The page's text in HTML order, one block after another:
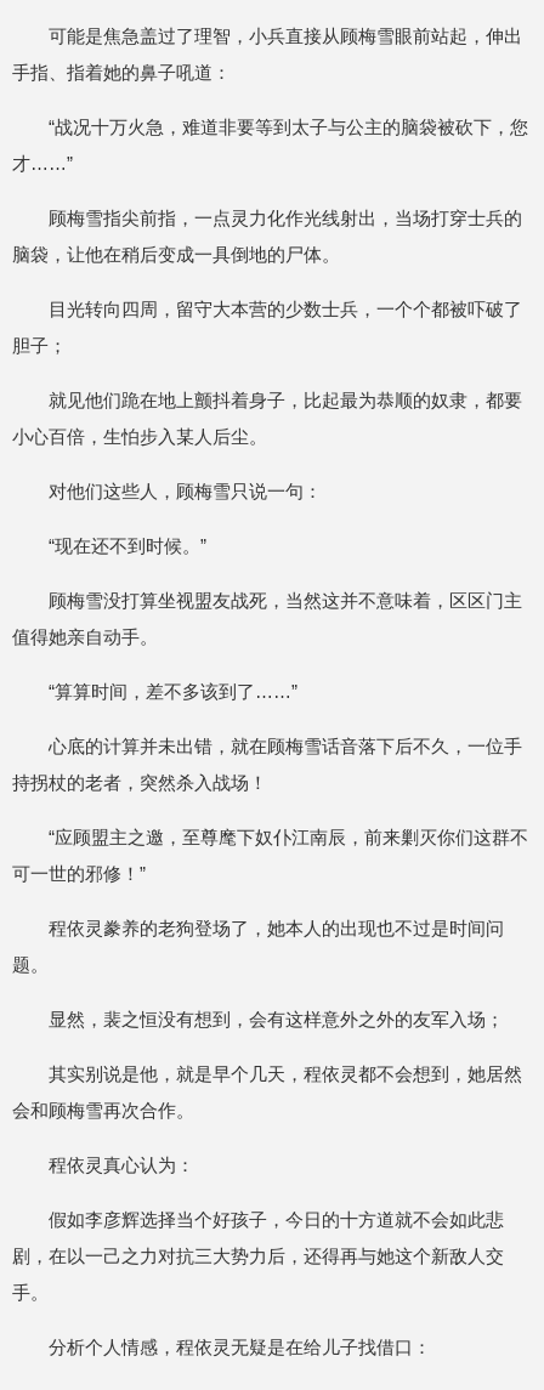
可能是焦急盖过了理智，小兵直接从顾梅雪眼前站起，伸出
手指、指着她的鼻子吼道：
“战况十万火急，难道非要等到太子与公主的脑袋被砍下，您
才……”
顾梅雪指尖前指，一点灵力化作光线射出，当场打穿士兵的
脑袋，让他在稍后变成一具倒地的尸体。
目光转向四周，留守大本营的少数士兵，一个个都被吓破了
胆子；
就见他们跪在地上颤抖着身子，比起最为恭顺的奴隶，都要
小心百倍，生怕步入某人后尘。
对他们这些人，顾梅雪只说一句：
“现在还不到时候。”
顾梅雪没打算坐视盟友战死，当然这并不意味着，区区门主
值得她亲自动手。
“算算时间，差不多该到了……”
心底的计算并未出错，就在顾梅雪话音落下后不久，一位手
持拐杖的老者，突然杀入战场！
“应顾盟主之邀，至尊麾下奴仆江南辰，前来剿灭你们这群不
可一世的邪修！”
程依灵豢养的老狗登场了，她本人的出现也不过是时间问
题。
显然，裴之恒没有想到，会有这样意外之外的友军入场；
其实别说是他，就是早个几天，程依灵都不会想到，她居然
会和顾梅雪再次合作。
程依灵真心认为：
假如李彦辉选择当个好孩子，今日的十方道就不会如此悲
剧，在以一己之力对抗三大势力后，还得再与她这个新敌人交
手。
分析个人情感，程依灵无疑是在给儿子找借口：